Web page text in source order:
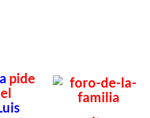
pide